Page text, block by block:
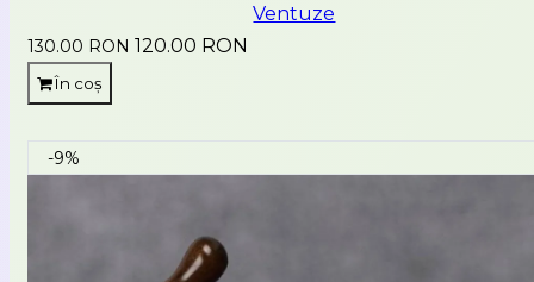
Ventuze
130.00 RON 120.00 RON
În coș
-9%